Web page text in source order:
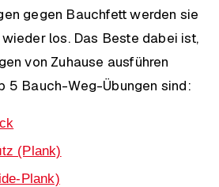
gegen Bauchfett werden sie
los. Das Beste dabei ist,
von Zuhause ausführen
5 Bauch-Weg-Übungen sind:
(Plank)
Plank)